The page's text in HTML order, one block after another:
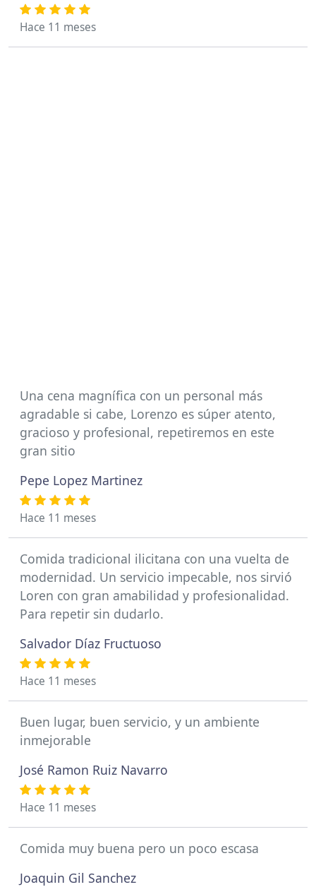
Hace 11 meses
Una cena magnífica con un personal más
agradable si cabe, Lorenzo es súper atento,
gracioso y profesional, repetiremos en este
gran sitio
Pepe Lopez Martinez
Hace 11 meses
Comida tradicional ilicitana con una vuelta de
modernidad. Un servicio impecable, nos sirvió
Loren con gran amabilidad y profesionalidad.
Para repetir sin dudarlo.
Salvador Díaz Fructuoso
Hace 11 meses
Buen lugar, buen servicio, y un ambiente
inmejorable
José Ramon Ruiz Navarro
Hace 11 meses
Comida muy buena pero un poco escasa
Joaquin Gil Sanchez